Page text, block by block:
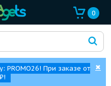
0
При заказе от
✖